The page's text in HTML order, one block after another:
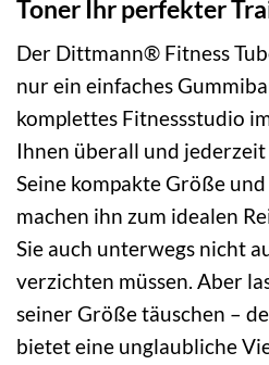
Toner Ihr perfekter
Der Dittmann® Fitness
nur ein einfaches
komplettes Fitnessstudio
Ihnen überall und
Seine kompakte Größe
machen ihn zum idealen
Sie auch unterwegs nicht
verzichten müssen. Aber
seiner Größe täuschen –
bietet eine unglaubliche